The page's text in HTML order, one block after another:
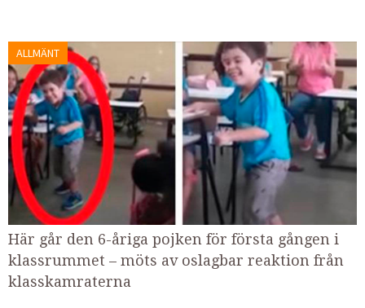
ALLMÄNT
Här går den 6-åriga pojken för första gången i
klassrummet – möts av oslagbar reaktion från
klasskamraterna